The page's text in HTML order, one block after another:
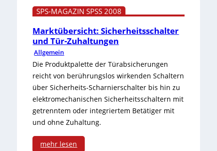
SPS-MAGAZIN SPSS 2008
Marktübersicht: Sicherheitsschalter
und Tür-Zuhaltungen
Allgemein
Die Produktpalette der Türabsicherungen
reicht von berührungslos wirkenden Schaltern
über Sicherheits-Scharnierschalter bis hin zu
elektromechanischen Sicherheitsschaltern mit
getrenntem oder integriertem Betätiger mit
und ohne Zuhaltung.
mehr lesen